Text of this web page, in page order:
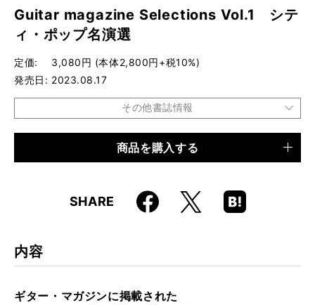
Guitar magazine Selections Vol.1 シテ
ィ・ポップ名演選
定価
3,080円 (本体2,800円+税10%)
発売日
2023.08.17
その他書誌情報
9784845639168
商品を購入する
SHARE Faceboo
k
X
Hatena
Boo
内容
ギター・マガジンに掲載された